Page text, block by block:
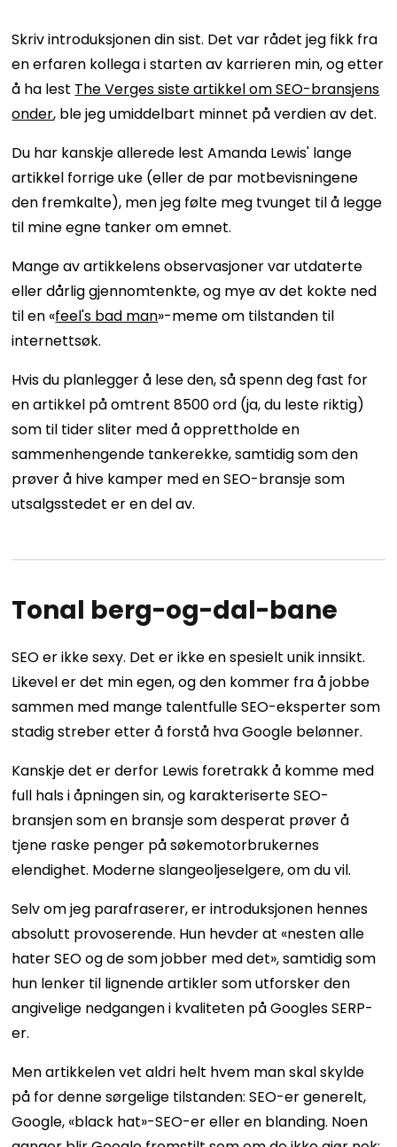
Skriv introduksjonen din sist. Det var rådet jeg fikk fra
en erfaren kollega i starten av karrieren min, og etter
å ha lest The Verges siste artikkel om SEO-bransjens
onder, ble jeg umiddelbart minnet på verdien av det.
Du har kanskje allerede lest Amanda Lewis' lange
artikkel forrige uke (eller de par motbevisningene
den fremkalte), men jeg følte meg tvunget til å legge
til mine egne tanker om emnet.
Mange av artikkelens observasjoner var utdaterte
eller dårlig gjennomtenkte, og mye av det kokte ned
til en «feel's bad man»-meme om tilstanden til
internettsøk.
Hvis du planlegger å lese den, så spenn deg fast for
en artikkel på omtrent 8500 ord (ja, du leste riktig)
som til tider sliter med å opprettholde en
sammenhengende tankerekke, samtidig som den
prøver å hive kamper med en SEO-bransje som
utsalgsstedet er en del av.
Tonal berg-og-dal-bane
SEO er ikke sexy. Det er ikke en spesielt unik innsikt.
Likevel er det min egen, og den kommer fra å jobbe
sammen med mange talentfulle SEO-eksperter som
stadig streber etter å forstå hva Google belønner.
Kanskje det er derfor Lewis foretrakk å komme med
full hals i åpningen sin, og karakteriserte SEO-
bransjen som en bransje som desperat prøver å
tjene raske penger på søkemotorbrukernes
elendighet. Moderne slangeoljeselgere, om du vil.
Selv om jeg parafraserer, er introduksjonen hennes
absolutt provoserende. Hun hevder at «nesten alle
hater SEO og de som jobber med det», samtidig som
hun lenker til lignende artikler som utforsker den
angivelige nedgangen i kvaliteten på Googles SERP-
er.
Men artikkelen vet aldri helt hvem man skal skylde
på for denne sørgelige tilstanden: SEO-er generelt,
Google, «black hat»-SEO-er eller en blanding. Noen